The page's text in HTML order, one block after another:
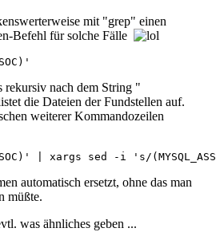
mit "grep" einen
Befehl für solche Fälle
rekursiv nach dem String "
die Dateien der Fundstellen auf.
weiterer Kommandozeilen
| xargs sed -i 's/
automatisch ersetzt, ohne das man
müßte.
was ähnliches geben ...